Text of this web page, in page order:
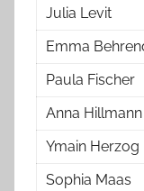
Julia Levit
Emma
Paula Fischer
Anna Hillmann
Ymain Herzog
Sophia Maas